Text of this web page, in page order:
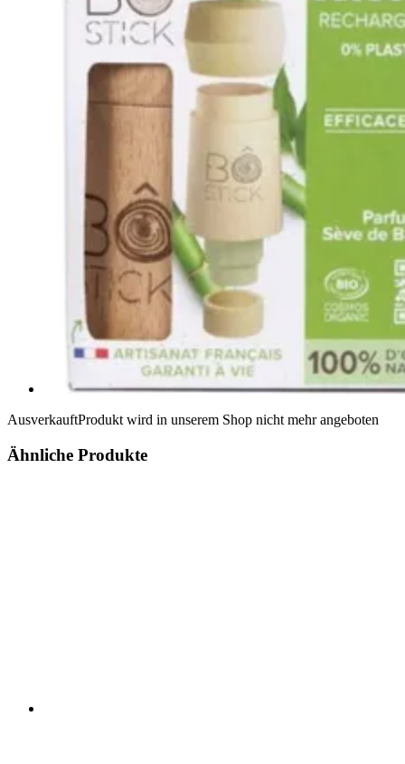
AusverkauftProdukt wird in unserem Shop nicht mehr angeboten
Ähnliche Produkte